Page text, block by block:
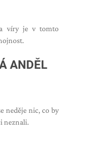
víry je v tomto
ANDĚL
neděje nic, co by
neznali.